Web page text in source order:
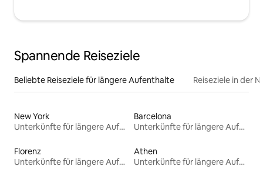
Spannende Reiseziele
Beliebte Reiseziele für längere Aufenthalte Reiseziele in der
New York
Unterkünfte für längere Aufenthalte
Barcelona
Unterkünfte für längere Aufenthalte
Florenz
Unterkünfte für längere Aufenthalte
Athen
Unterkünfte für längere Aufenthalte